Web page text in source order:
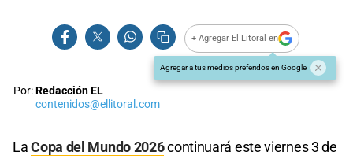
+ Agregar El Litoral en
Agregar a tus medios preferidos en Google
Por:Redacción EL
contenidos@ellitoral.com
LaCopa del Mundo 2026continuará este viernes 3 de